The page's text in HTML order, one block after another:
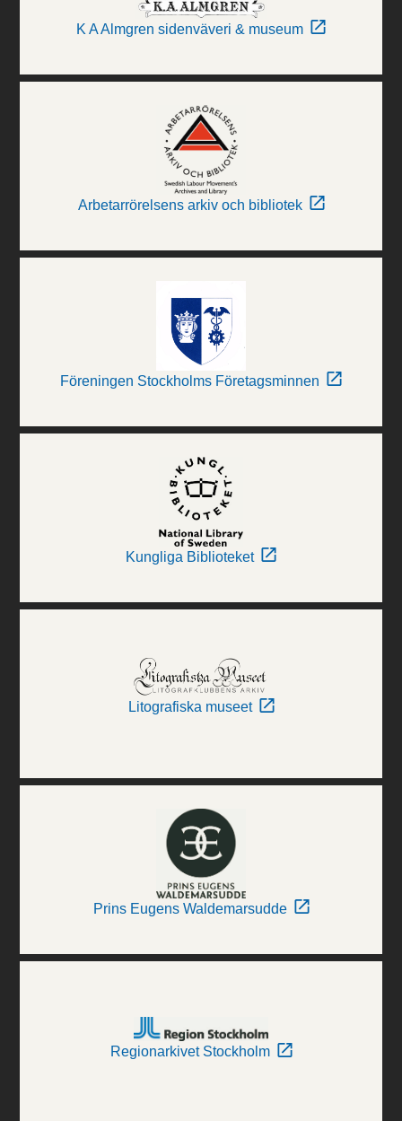
K A Almgren sidenväveri & museum
Arbetarrörelsens arkiv och bibliotek
Föreningen Stockholms Företagsminnen
Kungliga Biblioteket
Litografiska museet
Prins Eugens Waldemarsudde
Regionarkivet Stockholm